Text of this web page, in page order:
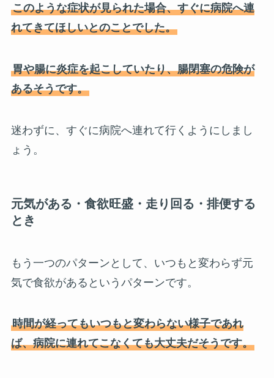
このような症状が見られた場合、すぐに病院へ連
れてきてほしいとのことでした。
胃や腸に炎症を起こしていたり、腸閉塞の危険が
あるそうです。
迷わずに、すぐに病院へ連れて行くようにしまし
ょう。
元気がある・食欲旺盛・走り回る・排便する
とき
もう一つのパターンとして、いつもと変わらず元
気で食欲があるというパターンです。
時間が経ってもいつもと変わらない様子であれ
ば、病院に連れてこなくても大丈夫だそうです。